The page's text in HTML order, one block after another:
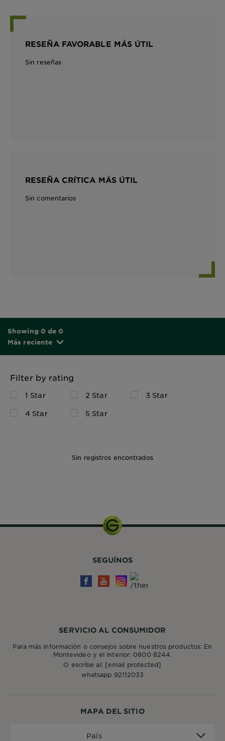
RESEÑA FAVORABLE MÁS ÚTIL
Sin reseñas
RESEÑA CRÍTICA MÁS ÚTIL
Sin comentarios
Showing 0 de 0
Más reciente
Filter by rating
1 Star 2 Star
3 Star
4 Star
5 Star
Sin registros encontrados
MAPA DEL SITIO
País
SERVICIO AL CONSUMIDOR
Para más información o consejos sobre nuestros productos: En
Montevideo y el interior: 0800 8244.
O escribe al: [email protected]
whatsapp 92112033
SEGUÍNOS